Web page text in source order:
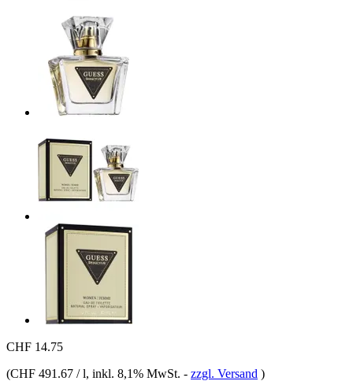
CHF 14.75
(CHF 491.67 / l, inkl. 8,1% MwSt. - zzgl. Versand )